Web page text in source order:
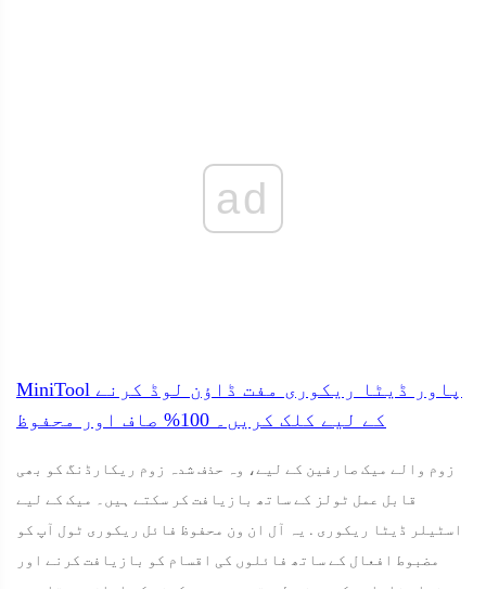
ad
MiniTool پاور ڈیٹا ریکوری مفت ڈاؤن لوڈ کرنے
کے لیے کلک کریں۔
صاف اور محفوظ
زوم والے میک صارفین کے لیے، وہ حذف شدہ زوم ریکارڈنگ کو بھی
قابل عمل ٹولز کے ساتھ بازیافت کر سکتے ہیں۔ میک کے لیے
اسٹیلر ڈیٹا ریکوری . یہ آل ان ون محفوظ فائل ریکوری ٹول آپ کو
مضبوط افعال کے ساتھ فائلوں کی اقسام کو بازیافت کرنے اور